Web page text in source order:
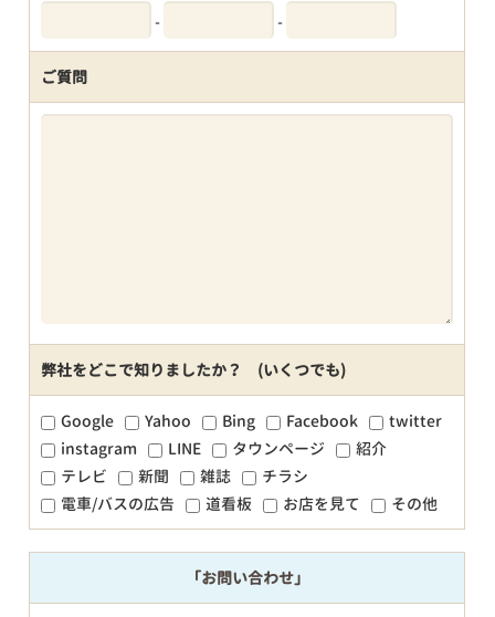
- -
ご質問
弊社をどこで知りましたか？ (いくつでも)
Google Yahoo Bing Facebook
twitter
instagram
LINE タウンページ
紹介
テレビ
新聞 雑誌
チラシ
電車/バスの広告
道看板 お店を見て その他
「お問い合わせ」